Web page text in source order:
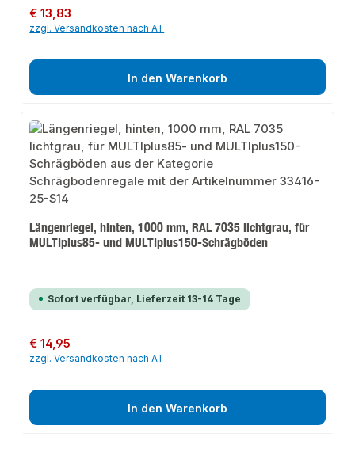
Regulärer Preis:
€ 13,83
zzgl. Versandkosten nach AT
In den Warenkorb
Längenriegel, hinten, 1000 mm, RAL 7035 lichtgrau, für
MULTIplus85- und MULTIplus150-Schrägböden
Sofort verfügbar, Lieferzeit 13-14 Tage
Regulärer Preis:
€ 14,95
zzgl. Versandkosten nach AT
In den Warenkorb